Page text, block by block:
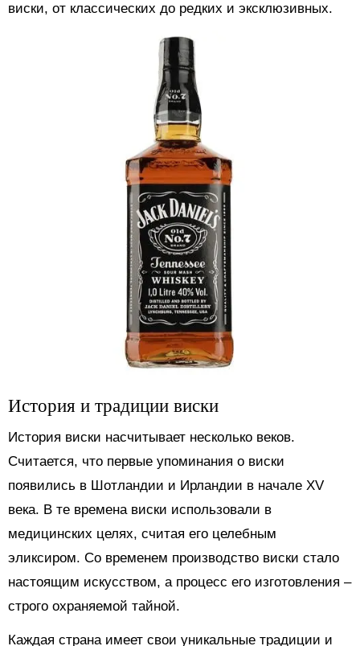
виски, от классических до редких и эксклюзивных.
История и традиции виски
История виски насчитывает несколько веков.
Считается, что первые упоминания о виски
появились в Шотландии и Ирландии в начале XV
века. В те времена виски использовали в
медицинских целях, считая его целебным
эликсиром. Со временем производство виски стало
настоящим искусством, а процесс его изготовления –
строго охраняемой тайной.
Каждая страна имеет свои уникальные традиции и